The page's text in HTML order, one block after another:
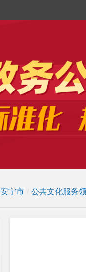
安宁市 / 公共文化服务